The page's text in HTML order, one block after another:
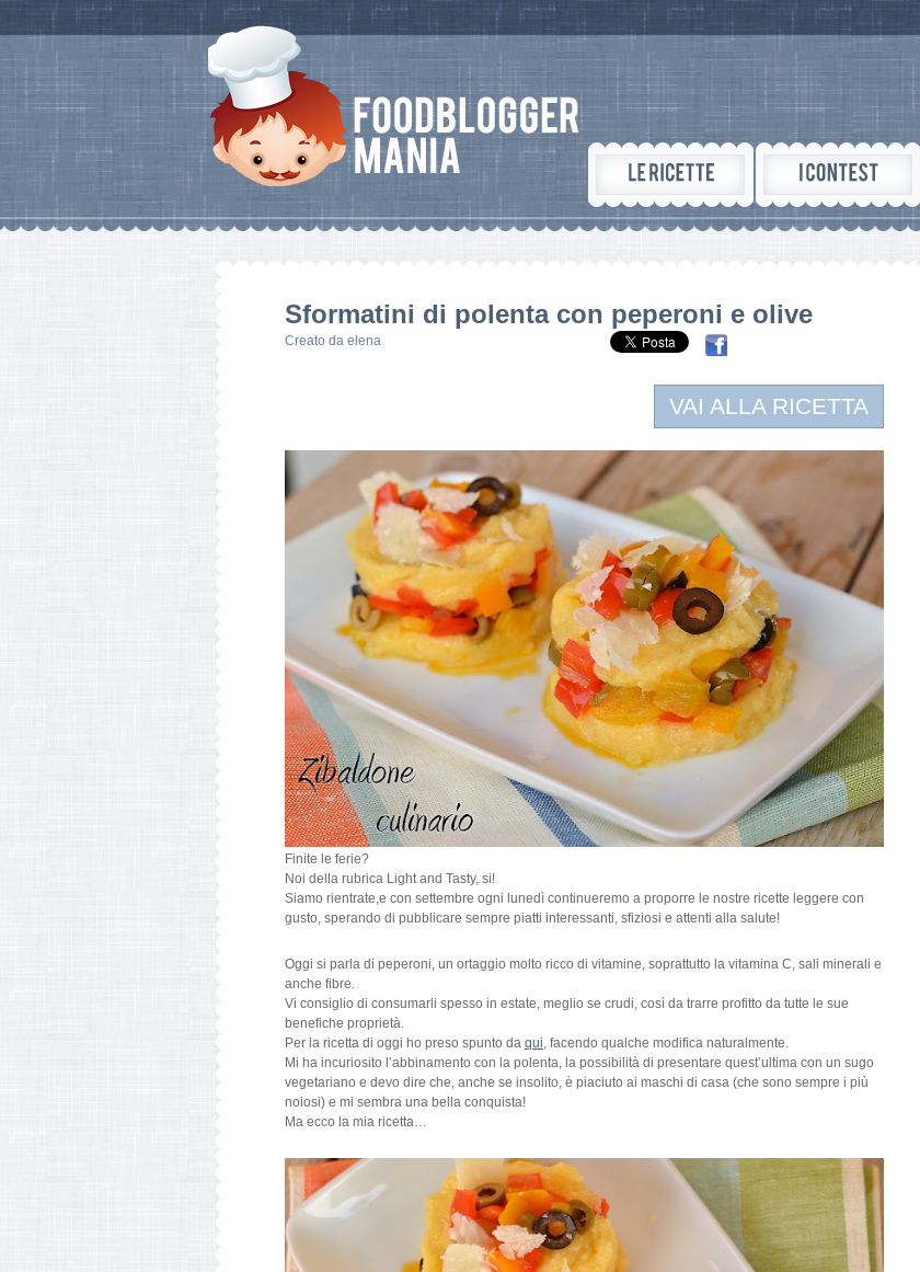
Sformatini di polenta con peperoni e olive
Creato da elena
VAI ALLA RICETTA
Finite le ferie?
Noi della rubrica Light and Tasty, si!
Siamo rientrate,e con settembre ogni lunedì continueremo a proporre le nostre ricette leggere con
gusto, sperando di pubblicare sempre piatti interessanti, sfiziosi e attenti alla salute!
Oggi si parla di peperoni, un ortaggio molto ricco di vitamine, soprattutto la vitamina C, sali minerali e
anche fibre.
Vi consiglio di consumarli spesso in estate, meglio se crudi, così da trarre profitto da tutte le sue
benefiche proprietà.
Per la ricetta di oggi ho preso spunto da qui, facendo qualche modifica naturalmente.
Mi ha incuriosito l’abbinamento con la polenta, la possibilità di presentare quest’ultima con un sugo
vegetariano e devo dire che, anche se insolito, è piaciuto ai maschi di casa (che sono sempre i più
noiosi) e mi sembra una bella conquista!
Ma ecco la mia ricetta…